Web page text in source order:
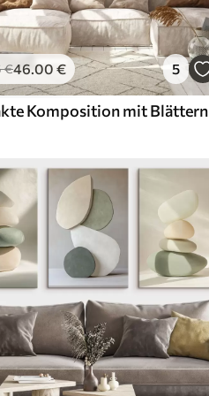
€46.00 € 5
Komposition mit Blättern